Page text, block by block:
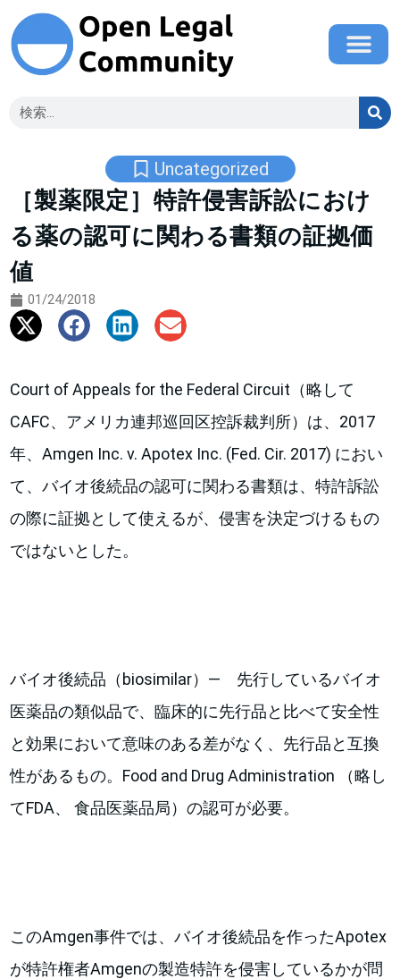
Uncategorized
［製薬限定］特許侵害訴訟におけ
る薬の認可に関わる書類の証拠価
値
01/24/2018
Court of Appeals for the Federal Circuit（略して
CAFC、アメリカ連邦巡回区控訴裁判所）は、2017
年、Amgen Inc. v. Apotex Inc. (Fed. Cir. 2017) におい
て、バイオ後続品の認可に関わる書類は、特許訴訟
の際に証拠として使えるが、侵害を決定づけるもの
ではないとした。
バイオ後続品（biosimilar）— 先行しているバイオ
医薬品の類似品で、臨床的に先行品と比べて安全性
と効果において意味のある差がなく、先行品と互換
性があるもの。Food and Drug Administration （略し
てFDA、 食品医薬品局）の認可が必要。
このAmgen事件では、バイオ後続品を作ったApotex
が特許権者Amgenの製造特許を侵害しているかが問